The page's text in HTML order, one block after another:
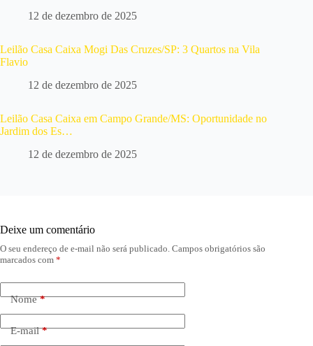
12 de dezembro de 2025
Leilão Casa Caixa Mogi Das Cruzes/SP: 3 Quartos na Vila
Flavio
12 de dezembro de 2025
Leilão Casa Caixa em Campo Grande/MS: Oportunidade no
Jardim dos Es…
12 de dezembro de 2025
Deixe um comentário
O seu endereço de e-mail não será publicado. Campos obrigatórios são
marcados com *
Nome*
E-mail*